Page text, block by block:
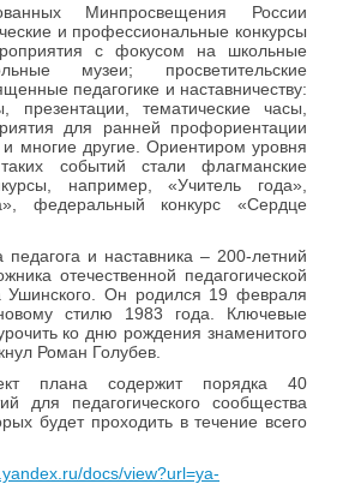
Минпросвещения России
и профессиональные конкурсы
с фокусом на школьные
музеи; просветительские
педагогике и наставничеству:
презентации, тематические часы,
для ранней профориентации
и многие другие. Ориентиром уровня
событий стали флагманские
например, «Учитель года»,
федеральный конкурс «Сердце
педагога и наставника – 200-летний
отечественной педагогической
Ушинского. Он родился 19 февраля
стилю 1983 года. Ключевые
ко дню рождения знаменитого
Роман Голубев.
плана содержит порядка 40
для педагогического сообщества
будет проходить в течение всего
docs/view?url=ya-